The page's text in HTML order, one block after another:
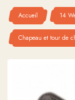
Accueil 14
Chapeau et tour de